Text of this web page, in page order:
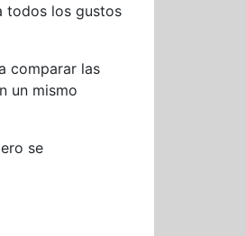
todos los gustos
comparar las
un mismo
se